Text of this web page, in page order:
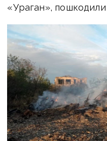
«Ураган»,